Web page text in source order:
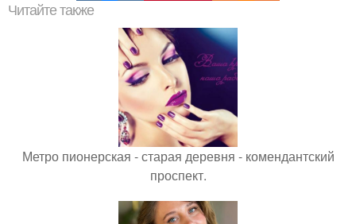
Читайте также
Метро пионерская - старая деревня - комендантский
проспект.